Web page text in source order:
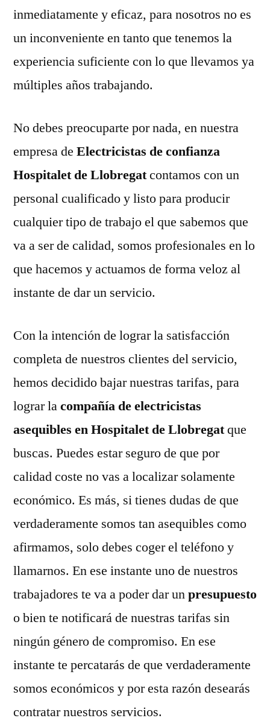
inmediatamente y eficaz, para nosotros no es
un inconveniente en tanto que tenemos la
experiencia suficiente con lo que llevamos ya
múltiples años trabajando.
No debes preocuparte por nada, en nuestra
empresa de Electricistas de confianza
Hospitalet de Llobregatcontamos con un
personal cualificado y listo para producir
cualquier tipo de trabajo el que sabemos que
va a ser de calidad, somos profesionales en lo
que hacemos y actuamos de forma veloz al
instante de dar un servicio.
Con la intención de lograr la satisfacción
completa de nuestros clientes del servicio,
hemos decidido bajar nuestras tarifas, para
lograr lacompañía de electricistas
asequibles en Hospitalet de Llobregatque
buscas. Puedes estar seguro de que por
calidad coste no vas a localizar solamente
económico. Es más, si tienes dudas de que
verdaderamente somos tan asequibles como
afirmamos, solo debes coger el teléfono y
llamarnos. En ese instante uno de nuestros
trabajadores te va a poder dar unpresupuesto
o bien te notificará de nuestras tarifas sin
ningún género de compromiso. En ese
instante te percatarás de que verdaderamente
somos económicos y por esta razón desearás
contratar nuestros servicios.